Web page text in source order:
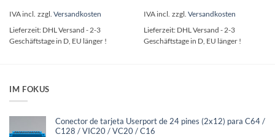
IVA incl. zzgl. Versandkosten
Lieferzeit: DHL Versand - 2-3
Geschäftstage in D, EU länger !
IVA incl. zzgl. Versandkosten
Lieferzeit: DHL Versand - 2-3
Geschäftstage in D, EU länger !
IM FOKUS
Conector de tarjeta Userport de 24 pines (2x12) para C64 /
C128 / VIC20 / VC20 / C16